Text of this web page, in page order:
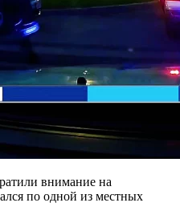
внимание на
по одной из местных